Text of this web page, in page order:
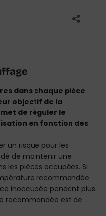
dans chaque pièce
objectif de la
de réguler le
en fonction des
un risque pour les
de maintenir une
les pièces occupées. Si
recommandée
inoccupée pendant plus
recommandée est de